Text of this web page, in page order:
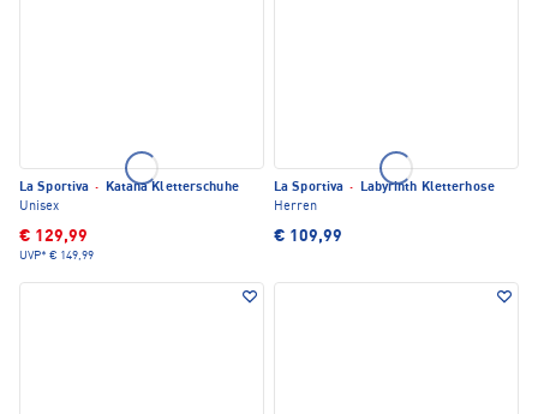
La Sportiva ·
Katana Kletterschuhe
Unisex
€ 129,99
UVP* € 149,99
La Sportiva ·
Labyrinth Kletterhose
Herren
€ 109,99